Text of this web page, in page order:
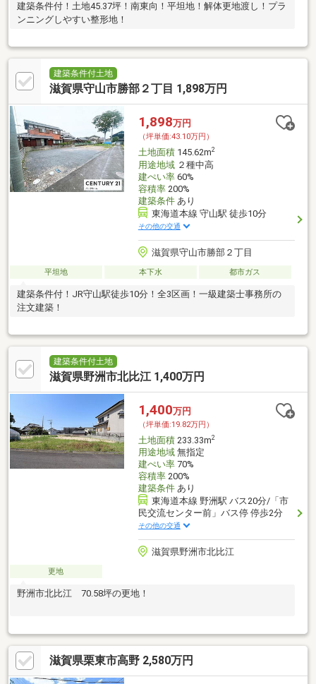
建築条件付！土地45.37坪！南東向！平坦地！解体更地渡し！プラ
ンニングしやすい整形地！
建築条件付土地
滋賀県守山市勝部２丁目 1,898万円
1,898万円
（坪単価:43.10万円）
土地面積145.62m2
用途地域２種中高
建ぺい率60%
容積率200%
建築条件あり
東海道本線 守山駅 徒歩10分
その他の交通
滋賀県守山市勝部２丁目
平坦地 本下水 都市ガス
建築条件付！JR守山駅徒歩10分！全3区画！一級建築士事務所の
注文建築！
建築条件付土地
滋賀県野洲市北比江 1,400万円
1,400万円
（坪単価:19.82万円）
土地面積233.33m2
用途地域無指定
建ぺい率70%
容積率200%
建築条件あり
東海道本線 野洲駅 バス20分/「市
民交流センター前」バス停 停歩2分
その他の交通
滋賀県野洲市北比江
更地
野洲市北比江 70.58坪の更地！
滋賀県栗東市高野 2,580万円